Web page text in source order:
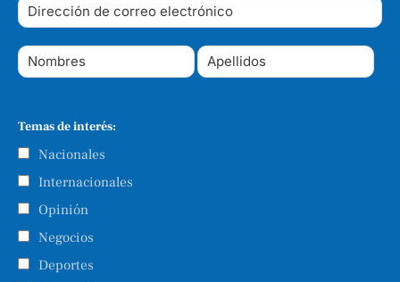
Temas de interés:
Nacionales
Internacionales
Opinión
Negocios
Deportes